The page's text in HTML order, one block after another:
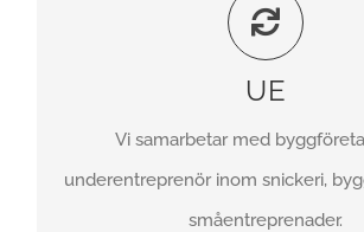
UE
Vi samarbetar med
underentreprenör inom snickeri,
småentreprenader.